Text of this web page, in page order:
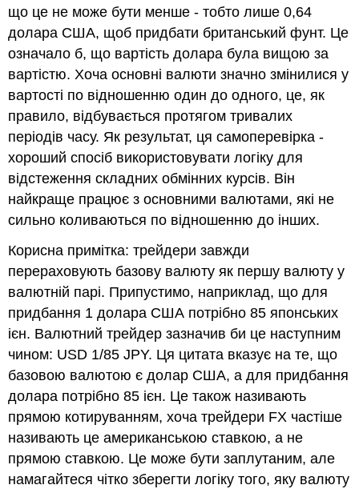
що це не може бути менше - тобто лише 0,64
долара США, щоб придбати британський фунт. Це
означало б, що вартість долара була вищою за
вартістю. Хоча основні валюти значно змінилися у
вартості по відношенню один до одного, це, як
правило, відбувається протягом тривалих
періодів часу. Як результат, ця самоперевірка -
хороший спосіб використовувати логіку для
відстеження складних обмінних курсів. Він
найкраще працює з основними валютами, які не
сильно коливаються по відношенню до інших.
Корисна примітка: трейдери завжди
перераховують базову валюту як першу валюту у
валютній парі. Припустимо, наприклад, що для
придбання 1 долара США потрібно 85 японських
ієн. Валютний трейдер зазначив би це наступним
чином: USD 1/85 JPY. Ця цитата вказує на те, що
базовою валютою є долар США, а для придбання
долара потрібно 85 ієн. Це також називають
прямою котируванням, хоча трейдери FX частіше
називають це американською ставкою, а не
прямою ставкою. Це може бути заплутаним, але
намагайтеся чітко зберегти логіку того, яку валюту